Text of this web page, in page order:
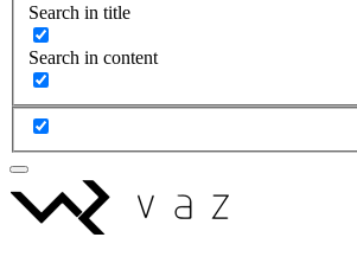
Search in title
Search in content